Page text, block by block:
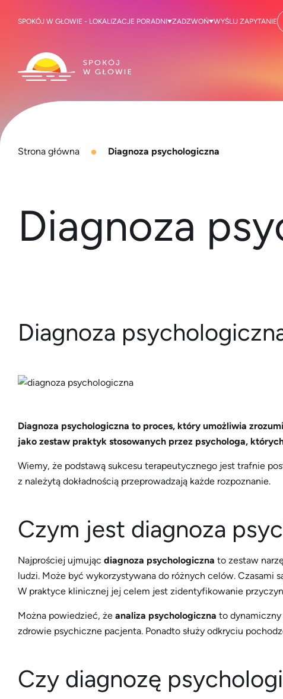
Strona główna Diagnoza psychologiczna
Diagnoza
Diagnoza
Diagnoza psychologiczna to proces, który umożliwia
jako zestaw praktyk stosowanych przez psychologa,
Wiemy, że podstawą sukcesu terapeutycznego jest trafnie
z należytą dokładnością przeprowadzają każde rozpoznanie.
Czym jest diagnoza
Najprościej ujmując diagnoza psychologiczna to zestaw
ludzi. Może być wykorzystywana do różnych celów. Czasami
W praktyce klinicznej jej celem jest zidentyfikowanie
Można powiedzieć, że analiza psychologiczna to
zdrowie psychiczne pacjenta. Ponadto służy odkryciu
Czy diagnozę
SPOKÓJ W GŁOWIE - LOKALIZACJE PORADNI ZADZWOŃ WYŚLIJ ZAPYTANIE